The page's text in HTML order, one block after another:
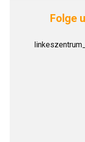
Folge